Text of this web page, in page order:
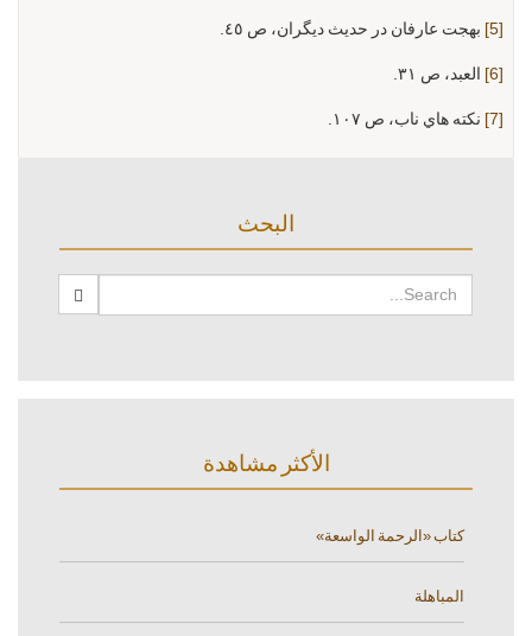
[5] بهجت عارفان در حديث ديگران، ص ٤٥.
[6] العبد، ص ٣١.
[7] نكته هاي ناب، ص ١٠٧.
البحث
الأكثر مشاهدة
كتاب «الرحمة الواسعة»
المباهلة